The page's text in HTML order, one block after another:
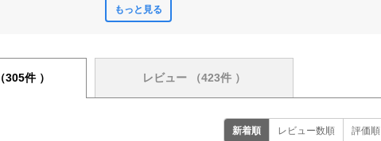
もっと見る
（305件 ） レビュー （423件 ）
新着順 レビュー数順 評価順